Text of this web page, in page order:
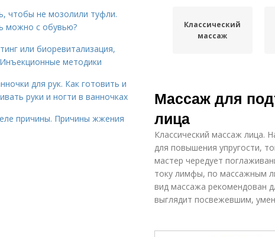
Классический
массаж
разгона
Массажёр для
лица
Массаж для
лица
Классический массаж лица.
для повышения упругости,
мастер чередует
току лимфы, по массажным
вид массажа рекомендован
выглядит посвежевшим,
чтобы не мозолили туфли.
можно с обувью?
или биоревитализация,
методики
для рук. Как готовить и
руки и ногти в ванночках
причины. Причины жжения